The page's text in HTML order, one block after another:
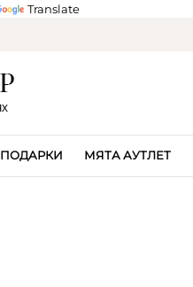
Translate
ПОДАРКИ МЯТА АУТЛЕТ